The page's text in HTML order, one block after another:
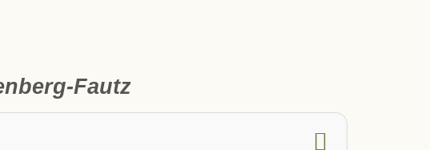
Fautz